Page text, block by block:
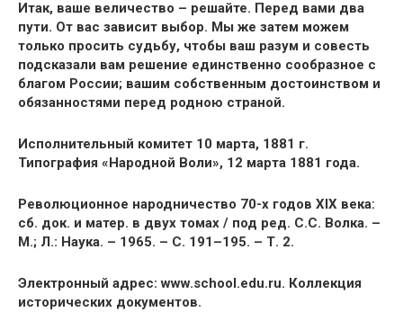
Итак, ваше величество – решайте. Перед вами два
пути. От вас зависит выбор. Мы же затем можем
только просить судьбу, чтобы ваш разум и совесть
подсказали вам решение единственно сообразное с
благом России; вашим собственным достоинством и
обязанностями перед родною страной.
Исполнительный комитет 10 марта, 1881 г.
Типография «Народной Воли», 12 марта 1881 года.
Революционное народничество 70-х годов XIX века:
сб. док. и матер. в двух томах / под ред. С.С. Волка. –
М.; Л.: Наука. – 1965. – С. 191–195. – Т. 2.
Электронный адрес: www.school.edu.ru. Коллекция
исторических документов.